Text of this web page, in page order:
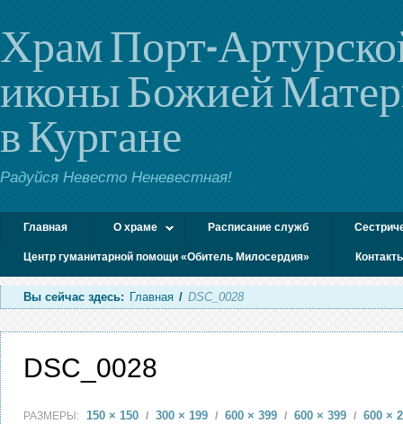
Храм Порт-
иконы Божией
в Кургане
Радуйся Невесто Неневестная!
Главная О храме Расписание служб
Центр гуманитарной помощи «Обитель Милосердия»
Вы сейчас здесь: Главная / DSC_0028
DSC_0028
РАЗМЕРЫ: 150 × 150 / 300 × 199 / 600 × 399 / 600 × 399 / 600 ×